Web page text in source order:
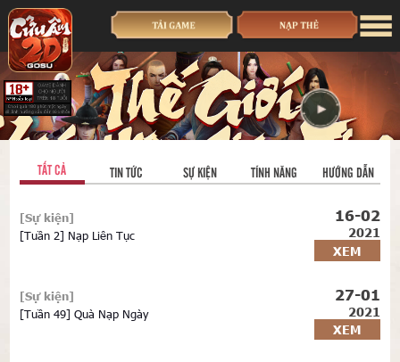
TẤT CẢ TIN TỨC SỰ KIỆN TÍNH NĂNG HƯỚNG DẪN
[Sự kiện]
[Tuần 2] Nạp Liên Tục
16-02
2021
XEM
[Sự kiện]
[Tuần 49] Quà Nạp Ngày
27-01
2021
XEM